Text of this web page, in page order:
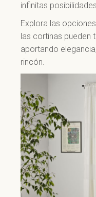
infinitas
Explora las
las cortinas pueden
aportando
rincón.